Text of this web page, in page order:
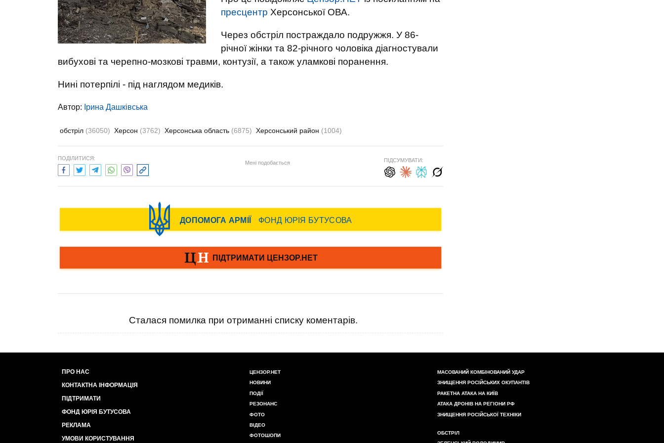
пресцентр Херсонської ОВА.
Через обстріл постраждало подружжя. У 86-
річної жінки та 82-річного чоловіка діагностували
вибухові та черепно-мозкові травми, контузії, а також уламкові поранення.
Нині потерпілі - під наглядом медиків.
Автор: Ірина Дашківська
обстріл (36050) Херсон (3762) Херсонська область (6875) Херсонський район (1004)
ПОДІЛИТИСЯ:
Мені подобається ПІДСУМУВАТИ:
Сталася помилка при отриманні списку коментарів.
ПРО НАС
КОНТАКТНА ІНФОРМАЦІЯ
ПІДТРИМАТИ
ФОНД ЮРІЯ БУТУСОВА
РЕКЛАМА
УМОВИ КОРИСТУВАННЯ
ЦЕНЗОР.НЕТ
НОВИНИ
ПОДІЇ
РЕЗОНАНС
ФОТО
ВІДЕО
ФОТОШОПИ
МАСОВАНИЙ КОМБІНОВАНИЙ УДАР
ЗНИЩЕННЯ РОСІЙСЬКИХ ОКУПАНТІВ
РАКЕТНА АТАКА НА КИЇВ
АТАКА ДРОНІВ НА РЕГІОНИ РФ
ЗНИЩЕННЯ РОСІЙСЬКОЇ ТЕХНІКИ
ОБСТРІЛ